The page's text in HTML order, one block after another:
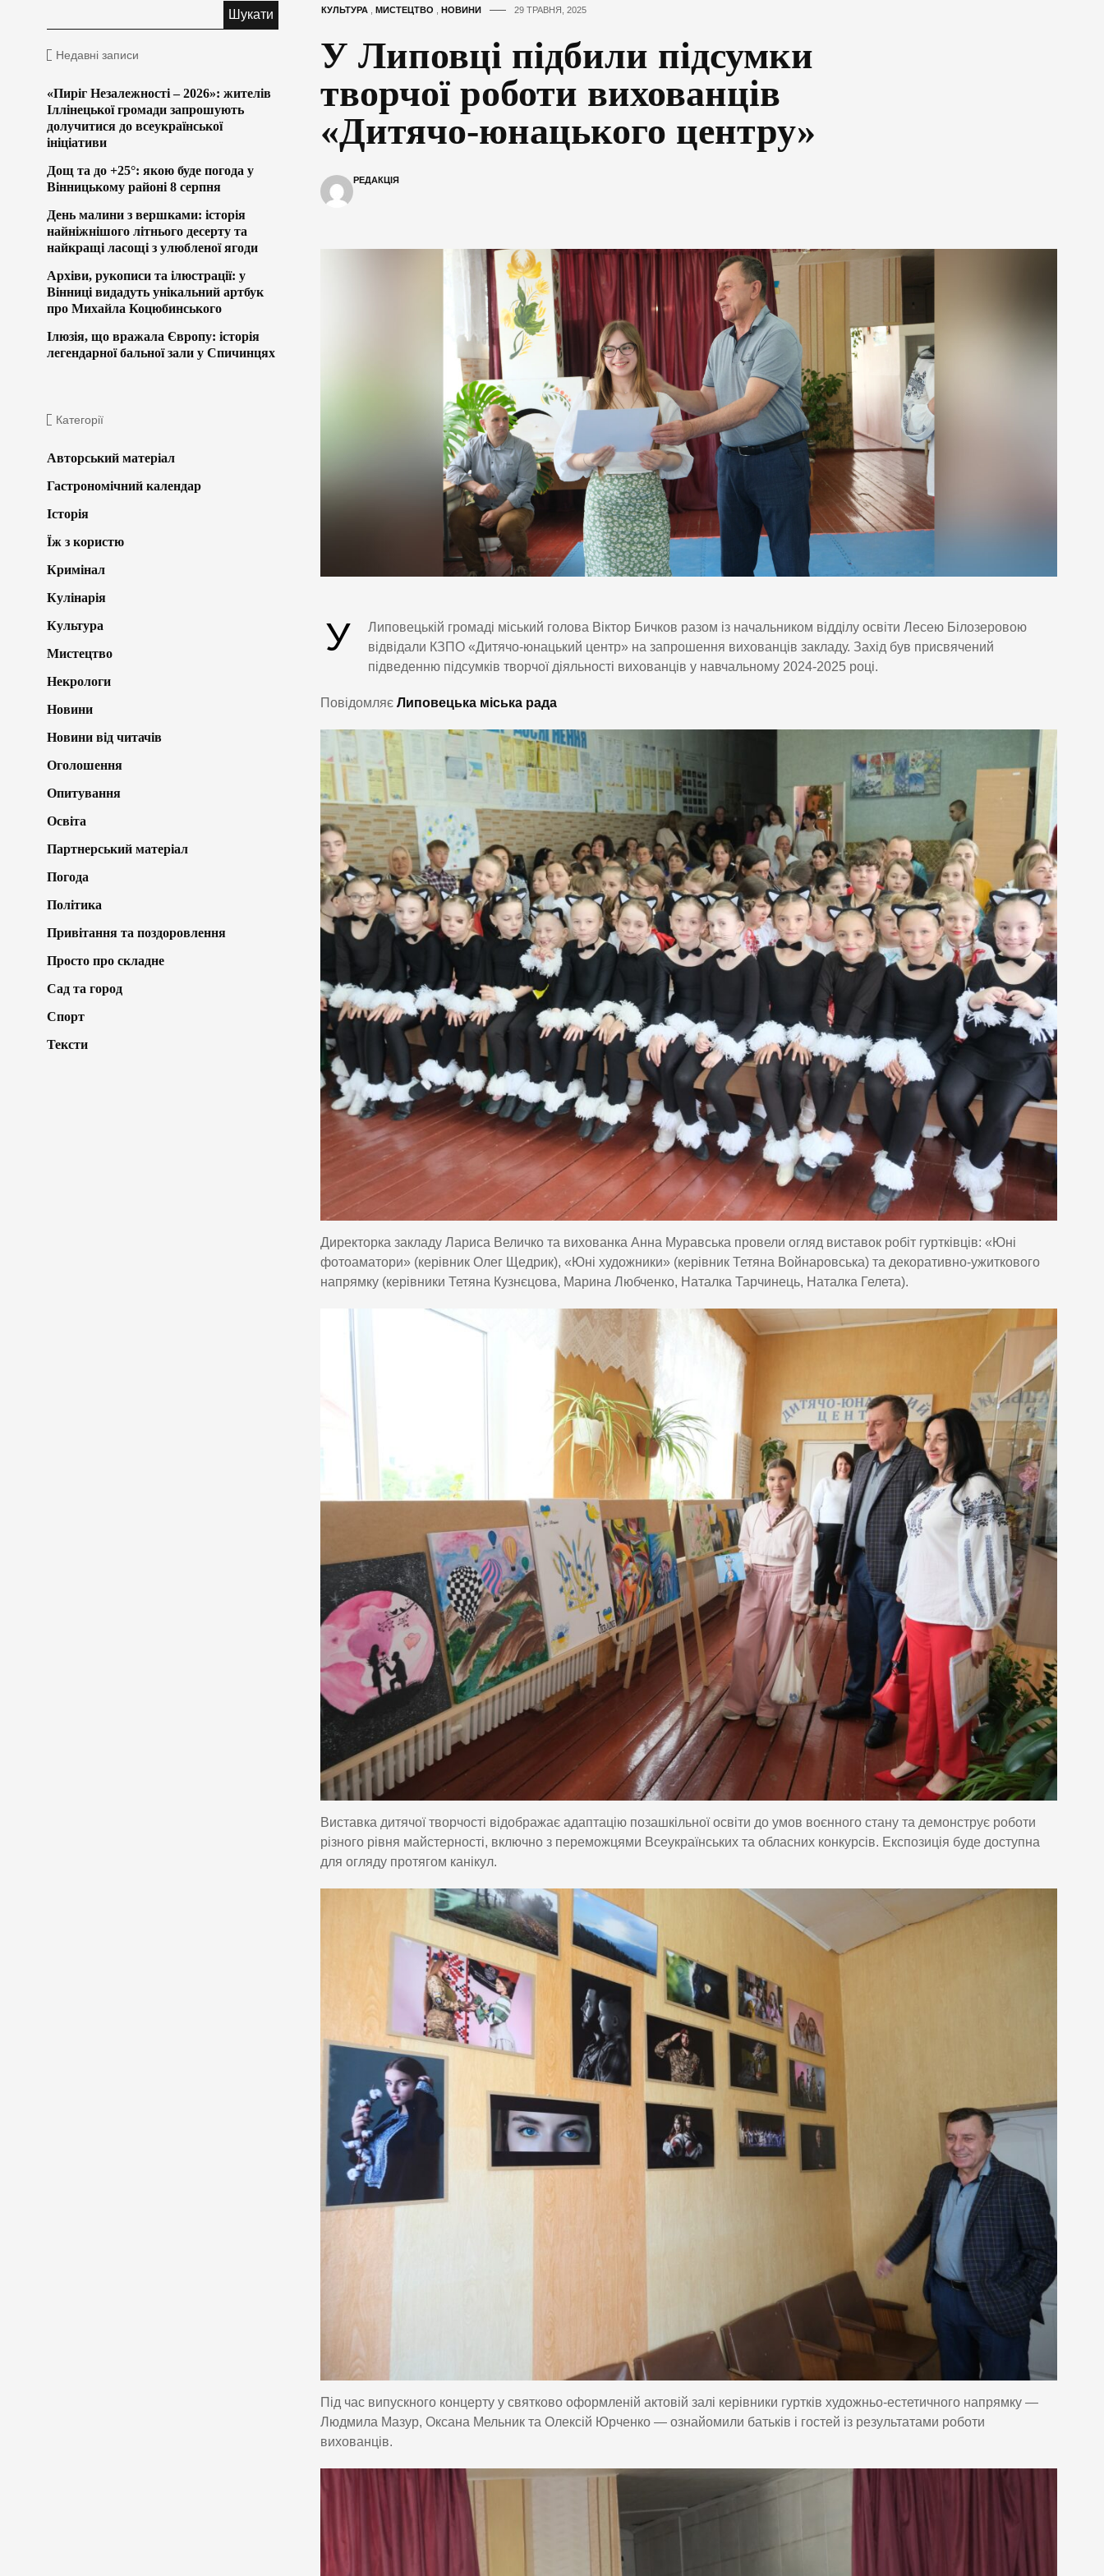
КУЛЬТУРА, МИСТЕЦТВО НОВИНИ 29 ТРАВНЯ, 2025
У Липовці підбили підсумки
творчої роботи вихованців
«Дитячо-юнацького центру»
РЕДАКЦІЯ
У
Липовецькій громаді міський голова Віктор Бичков разом із начальником відділу освіти Лесею Білозеровою
відвідали КЗПО «Дитячо-юнацький центр» на запрошення вихованців закладу. Захід був присвячений
підведенню підсумків творчої діяльності вихованців у навчальному 2024-2025 році.
Повідомляє Липовецька міська рада
Директорка закладу Лариса Величко та вихованка Анна Муравська провели огляд виставок робіт гуртківців: «Юні
фотоаматори» (керівник Олег Щедрик), «Юні художники» (керівник Тетяна Войнаровська) та декоративно-ужиткового
напрямку (керівники Тетяна Кузнєцова, Марина Любченко, Наталка Тарчинець, Наталка Гелета).
Виставка дитячої творчості відображає адаптацію позашкільної освіти до умов воєнного стану та демонструє роботи
різного рівня майстерності, включно з переможцями Всеукраїнських та обласних конкурсів. Експозиція буде доступна
для огляду протягом канікул.
Під час випускного концерту у святково оформленій актовій залі керівники гуртків художньо-естетичного напрямку —
Людмила Мазур, Оксана Мельник та Олексій Юрченко — ознайомили батьків і гостей із результатами роботи
вихованців.
Недавні записи
«Пиріг Незалежності – 2026»: жителів
Іллінецької громади запрошують
долучитися до всеукраїнської
ініціативи
Дощ та до +25°: якою буде погода у
Вінницькому районі 8 серпня
День малини з вершками: історія
найніжнішого літнього десерту та
найкращі ласощі з улюбленої ягоди
Архіви, рукописи та ілюстрації: у
Вінниці видадуть унікальний артбук
про Михайла Коцюбинського
Ілюзія, що вражала Європу: історія
легендарної бальної зали у Спичинцях
Категорії
Авторський матеріал
Гастрономічний календар
Історія
Їж з користю
Кримінал
Кулінарія
Культура
Мистецтво
Некрологи
Новини
Новини від читачів
Оголошення
Опитування
Освіта
Партнерський матеріал
Погода
Політика
Привітання та поздоровлення
Просто про складне
Сад та город
Спорт
Тексти